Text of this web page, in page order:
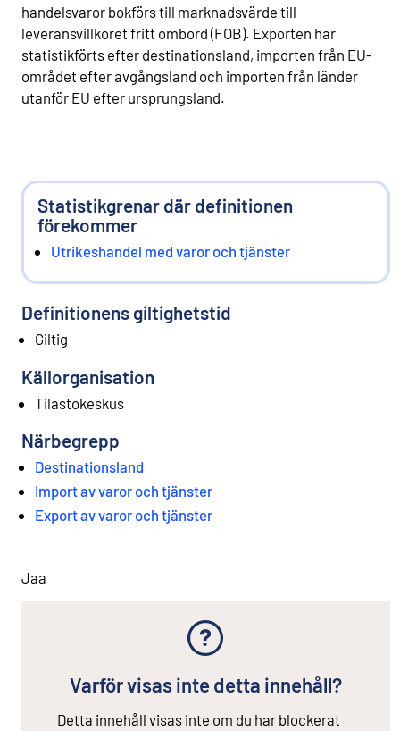
handelsvaror bokförs till marknadsvärde till
leveransvillkoret fritt ombord (FOB). Exporten har
statistikförts efter destinationsland, importen från EU-
området efter avgångsland och importen från länder
utanför EU efter ursprungsland.
Statistikgrenar där definitionen
förekommer
Utrikeshandel med varor och tjänster
Definitionens giltighetstid
Giltig
Källorganisation
Tilastokeskus
Närbegrepp
Destinationsland
Import av varor och tjänster
Export av varor och tjänster
Jaa
Varför visas inte detta innehåll?
Detta innehåll visas inte om du har blockerat